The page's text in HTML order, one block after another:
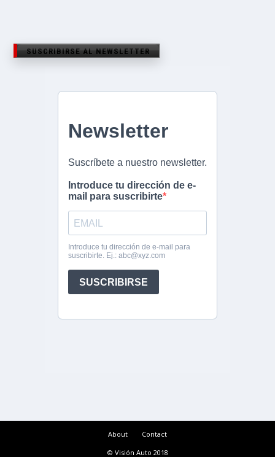
SUSCRIBIRSE AL NEWSLETTER
About
Contact
© Visión Auto 2018